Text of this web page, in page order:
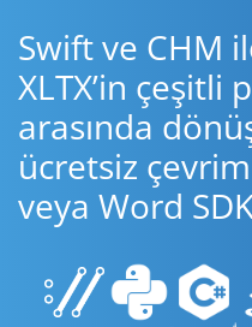
Swift ve CHM
XLTX’in çeşitli
arasında
ücretsiz
veya Word